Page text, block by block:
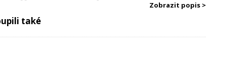
Zobrazit popis >
outdoorových trekových botáchTrollkids-
také